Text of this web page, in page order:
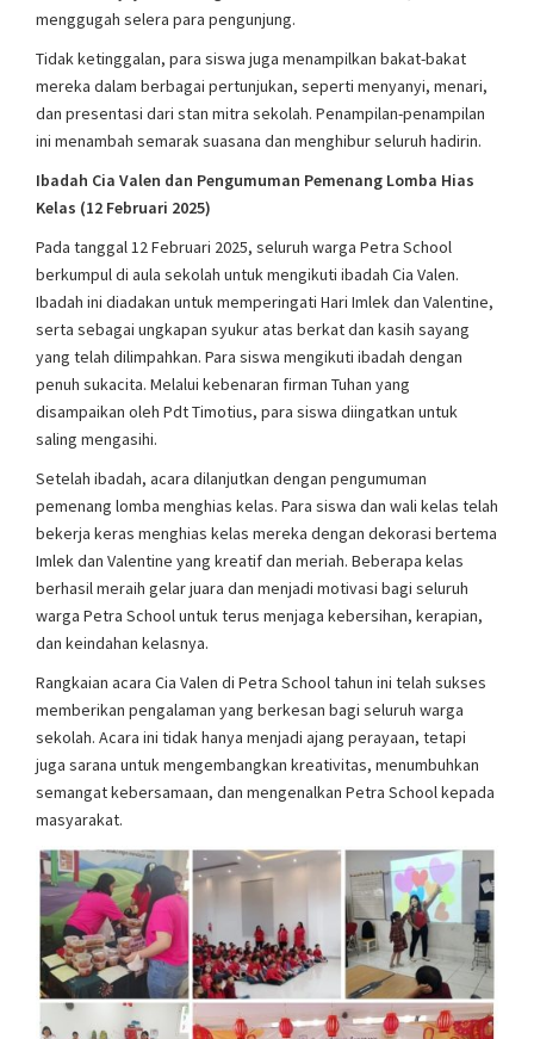
menggugah selera para pengunjung.
Tidak ketinggalan, para siswa juga menampilkan bakat-bakat
mereka dalam berbagai pertunjukan, seperti menyanyi, menari,
dan presentasi dari stan mitra sekolah. Penampilan-penampilan
ini menambah semarak suasana dan menghibur seluruh hadirin.
Ibadah Cia Valen dan Pengumuman Pemenang Lomba Hias
Kelas (12 Februari 2025)
Pada tanggal 12 Februari 2025, seluruh warga Petra School
berkumpul di aula sekolah untuk mengikuti ibadah Cia Valen.
Ibadah ini diadakan untuk memperingati Hari Imlek dan Valentine,
serta sebagai ungkapan syukur atas berkat dan kasih sayang
yang telah dilimpahkan. Para siswa mengikuti ibadah dengan
penuh sukacita. Melalui kebenaran firman Tuhan yang
disampaikan oleh Pdt Timotius, para siswa diingatkan untuk
saling mengasihi.
Setelah ibadah, acara dilanjutkan dengan pengumuman
pemenang lomba menghias kelas. Para siswa dan wali kelas telah
bekerja keras menghias kelas mereka dengan dekorasi bertema
Imlek dan Valentine yang kreatif dan meriah. Beberapa kelas
berhasil meraih gelar juara dan menjadi motivasi bagi seluruh
warga Petra School untuk terus menjaga kebersihan, kerapian,
dan keindahan kelasnya.
Rangkaian acara Cia Valen di Petra School tahun ini telah sukses
memberikan pengalaman yang berkesan bagi seluruh warga
sekolah. Acara ini tidak hanya menjadi ajang perayaan, tetapi
juga sarana untuk mengembangkan kreativitas, menumbuhkan
semangat kebersamaan, dan mengenalkan Petra School kepada
masyarakat.